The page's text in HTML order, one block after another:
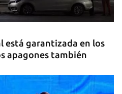
está garantizada en los
apagones también